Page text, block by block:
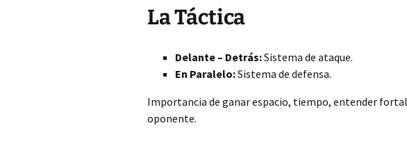
La Táctica
Delante – Detrás:Sistema de ataque.
En Paralelo:Sistema de defensa.
Importancia de ganar espacio, tiempo, entender
oponente.